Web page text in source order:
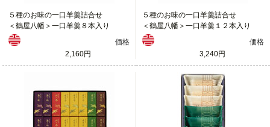
５種のお味の一口羊羹詰合せ
＜鶴屋八幡＞一口羊羹８本入り
価格
2,160円
５種のお味の一口羊羹詰合せ
＜鶴屋八幡＞一口羊羹１２本入り
価格
3,240円